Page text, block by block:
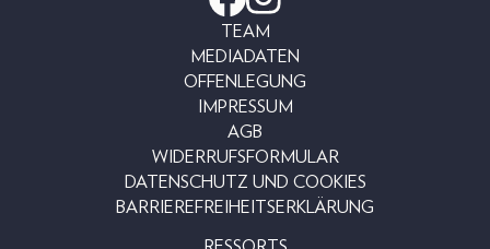
TEAM
MEDIADATEN
OFFENLEGUNG
IMPRESSUM
AGB
WIDERRUFSFORMULAR
DATENSCHUTZ UND COOKIES
BARRIEREFREIHEITSERKLÄRUNG